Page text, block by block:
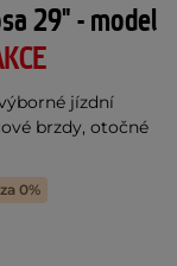
29" - model
jízdní
brzdy, otočné
0%